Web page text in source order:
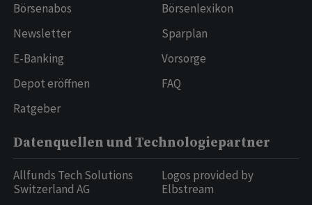
Börsenabos
Newsletter
E-Banking
Depot eröffnen
Ratgeber
Börsenlexikon
Sparplan
Vorsorge
FAQ
Datenquellen und Technologiepartner
Allfunds Tech Solutions
Switzerland AG
Logos provided by
Elbstream